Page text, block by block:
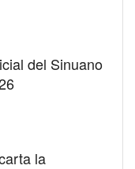
del Sinuano
la